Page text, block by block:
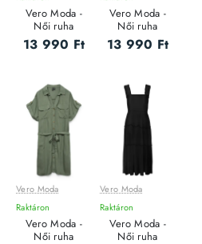
Vero Moda -
Női ruha
13 990 Ft
Vero Moda -
Női ruha
13 990 Ft
Vero Moda
Raktáron
Vero Moda -
Női ruha
Vero Moda
Raktáron
Vero Moda -
Női ruha